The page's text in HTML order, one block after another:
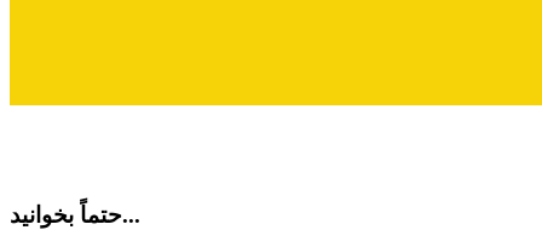
حتماً بخوانید...